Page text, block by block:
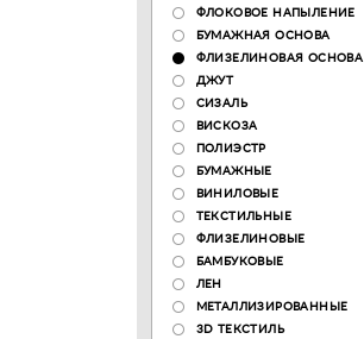
ФЛОКОВОЕ НАПЫЛЕНИЕ
БУМАЖНАЯ ОСНОВА
ФЛИЗЕЛИНОВАЯ ОСНОВА
ДЖУТ
СИЗАЛЬ
ВИСКОЗА
ПОЛИЭСТР
БУМАЖНЫЕ
ВИНИЛОВЫЕ
ТЕКСТИЛЬНЫЕ
ФЛИЗЕЛИНОВЫЕ
БАМБУКОВЫЕ
ЛЕН
МЕТАЛЛИЗИРОВАННЫЕ
3D ТЕКСТИЛЬ